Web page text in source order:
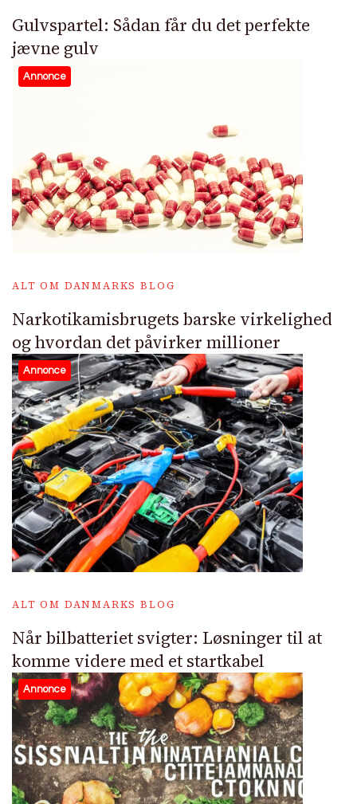
Gulvspartel: Sådan får du det perfekte
jævne gulv
Annonce
ALT OM DANMARKS BLOG
Narkotikamisbrugets barske virkelighed
og hvordan det påvirker millioner
Annonce
ALT OM DANMARKS BLOG
Når bilbatteriet svigter: Løsninger til at
komme videre med et startkabel
Annonce